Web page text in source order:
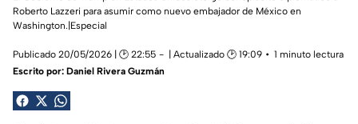
Roberto Lazzeri para asumir como nuevo embajador de México en
Washington.|Especial
Publicado 20/05/2026 | 🕑 22:55 | Actualizado 🕑 19:09
1 minuto lectura
Escrito por: Daniel Rivera Guzmán